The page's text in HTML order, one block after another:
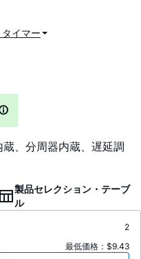
イマー
、分周器内蔵、遅延調
製品セレクション・テーブ
ル
2
最低価格：$9.43